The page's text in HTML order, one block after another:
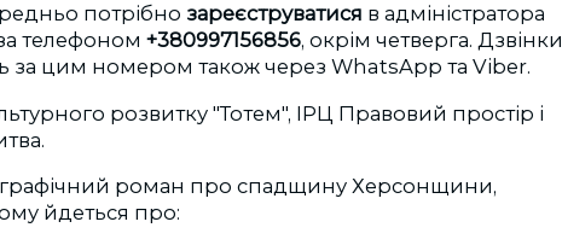
потрібно зареєструватися в адміністратора
телефоном +380997156856, окрім четверга. Дзвінки
за цим номером також через WhatsApp та Viber.
розвитку "Тотем", ІРЦ Правовий простір і
роман про спадщину Херсонщини,
йдеться про: